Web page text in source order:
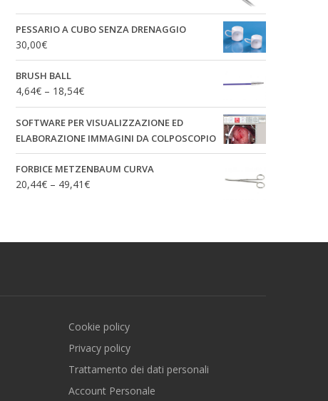
PESSARIO A CUBO SENZA DRENAGGIO
30,00€
BRUSH BALL
4,64€ – 18,54€
SOFTWARE PER VISUALIZZAZIONE ED
ELABORAZIONE IMMAGINI DA COLPOSCOPIO
FORBICE METZENBAUM CURVA
20,44€ – 49,41€
Cookie policy
Privacy policy
Trattamento dei dati personali
Account Personale